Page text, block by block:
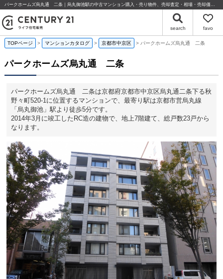
パークホームズ烏丸通 二条｜烏丸御池駅の中古マンション購入・売り物件、売却査定・相場・売却価格情報｜京都府京都市中京区烏丸通二条下る秋野々町520-1のマンション情報｜センチュリー21ライフ住宅販売
search favo
TOPページ マンションカタログ 京都市中京区 パークホームズ烏丸通 二条
パークホームズ烏丸通 二条
パークホームズ烏丸通 二条は京都府京都市中京区烏丸通二条下る秋
野々町520-1に位置するマンションで、最寄り駅は京都市営烏丸線
「烏丸御池」駅より徒歩5分です。
2014年3月に竣工したRC造の建物で、地上7階建て、総戸数23戸から
なります。